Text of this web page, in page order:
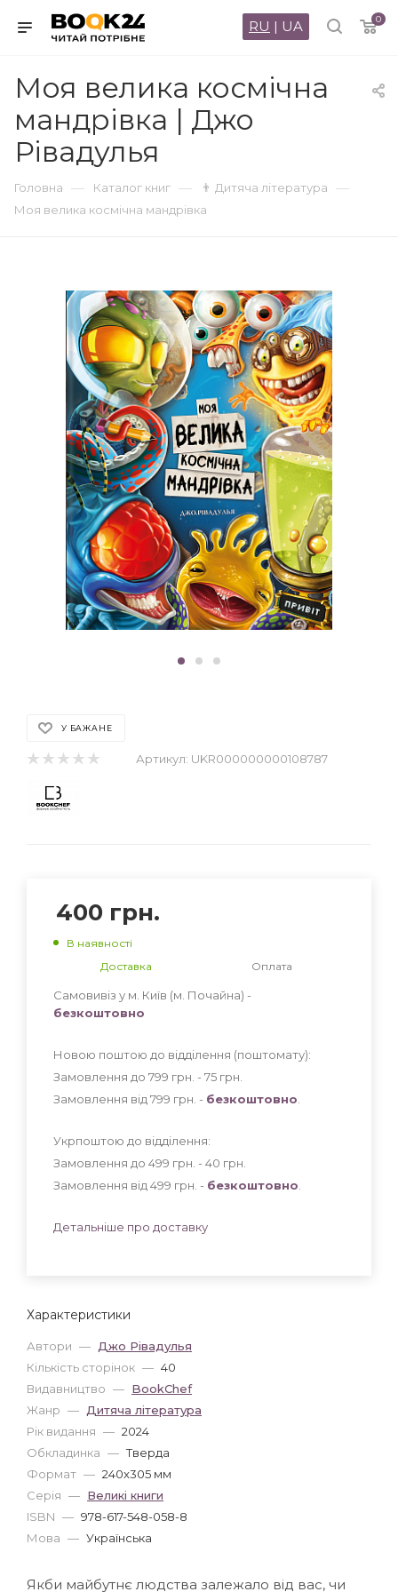
0
RU | UA
Моя велика космічна
мандрівка | Джо
Рівадулья
Головна — Каталог книг — 👨 Дитяча література —
Моя велика космічна мандрівка
У БАЖАНЕ
Артикул: UKR000000000108787
Характеристики
Автори — Джо Рівадулья
Кількість сторінок — 40
Видавництво — BookChef
Жанр — Дитяча література
Рік видання — 2024
Обкладинка — Тверда
Формат — 240x305 мм
Серія — Великі книги
ISBN — 978-617-548-058-8
Мова — Українська
400 грн.
В наявності
Доставка
Оплата
Самовивіз у м. Київ (м. Почайна) -
безкоштовно
Новою поштою до відділення (поштомату):
Замовлення до 799 грн. - 75 грн
Замовлення від 799 грн. - безкоштовно
Укрпоштою до відділення:
Замовлення до 499 грн. - 40 грн
Замовлення від 499 грн. - безкоштовно
Детальніше про доставку
Якби майбутнє людства залежало від вас, чи